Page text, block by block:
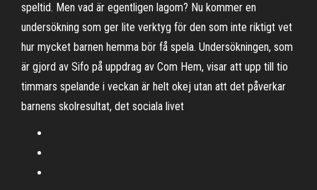
speltid. Men vad är egentligen lagom? Nu kommer en
undersökning som ger lite verktyg för den som inte riktigt vet
hur mycket barnen hemma bör få spela. Undersökningen, som
är gjord av Sifo på uppdrag av Com Hem, visar att upp till tio
timmars spelande i veckan är helt okej utan att det påverkar
barnens skolresultat, det sociala livet